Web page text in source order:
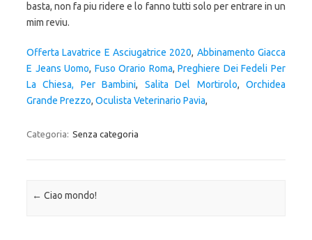
basta, non fa piu ridere e lo fanno tutti solo per entrare in un
mim reviu.
Offerta Lavatrice E Asciugatrice 2020, Abbinamento Giacca
E Jeans Uomo, Fuso Orario Roma,Preghiere Dei Fedeli Per
La Chiesa, Per Bambini, Salita Del Mortirolo,Orchidea
Grande Prezzo, Oculista Veterinario Pavia,
Categoria: Senza categoria
Navigazione articolo
← Ciao mondo!